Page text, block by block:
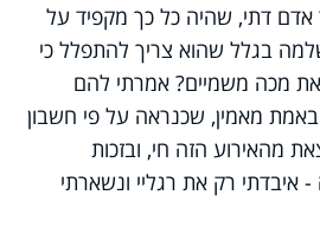
אדם דתי, שהיה כל כך מקפיד על
בגלל שהוא צריך להתפלל כי
מכה משמיים? אמרתי להם
מאמין, שכנראה על פי חשבון
מהאירוע הזה חי, ובזכות
איבדתי רק את רגליי ונשארתי